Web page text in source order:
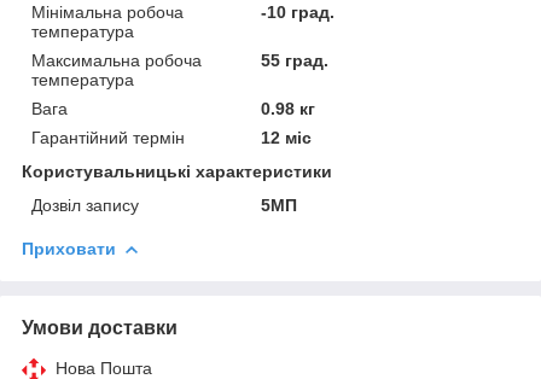
Мінімальна робоча
температура
-10 град.
Максимальна робоча
температура
55 град.
Вага
0.98 кг
Гарантійний термін
12 міс
Користувальницькі характеристики
Дозвіл запису
5МП
Приховати
Умови доставки
Нова Пошта